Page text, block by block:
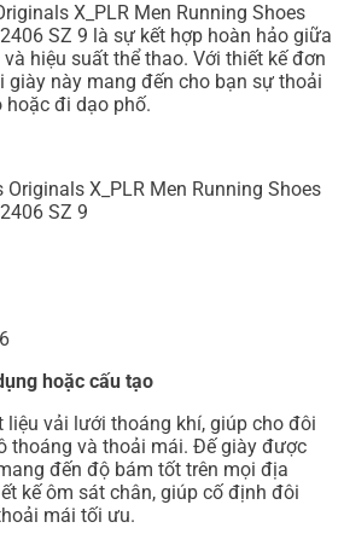
X_PLR Men Running Shoes
SZ 9 là sự kết hợp hoàn hảo giữa
hiệu suất thể thao. Với thiết kế đơn
giày này mang đến cho bạn sự thoải
đi dạo phố.
X_PLR Men Running Shoes
SZ 9
hoặc cấu tạo
vải lưới thoáng khí, giúp cho đôi
thoáng và thoải mái. Đế giày được
đến độ bám tốt trên mọi địa
kế ôm sát chân, giúp cố định đôi
mái tối ưu.